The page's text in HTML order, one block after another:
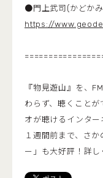
●門上武司(かどか
https://
『物見遊山』を、
わらず、聴くこと
オが聴けるインタ
１週間前まで、さ
ー」も大好評！詳し